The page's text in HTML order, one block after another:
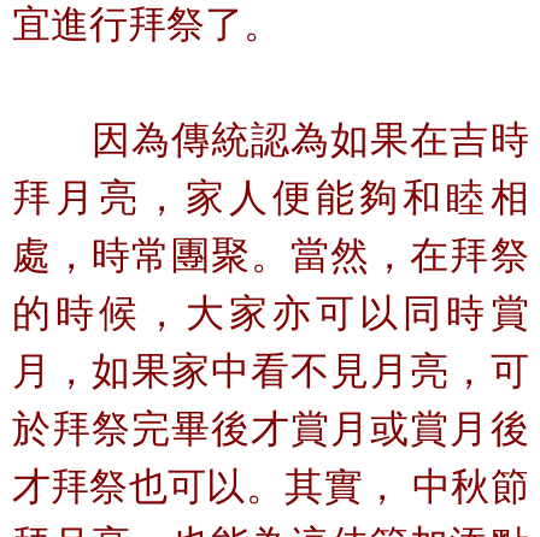
宜進行拜祭了。
因為傳統認為如果在吉時
拜月亮，家人便能夠和睦相
處，時常團聚。當然，在拜祭
的時候，大家亦可以同時賞
月，如果家中看不見月亮，可
於拜祭完畢後才賞月或賞月後
才拜祭也可以。其實， 中秋節